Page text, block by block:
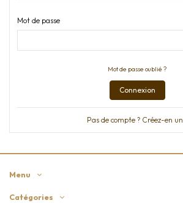
Mot de passe
Mot de passe oublié ?
Connexion
Pas de compte ? Créez-en un
Menu
Catégories